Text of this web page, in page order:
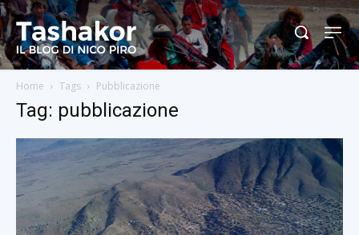
Home Tags Pubblicazione
Tag: pubblicazione